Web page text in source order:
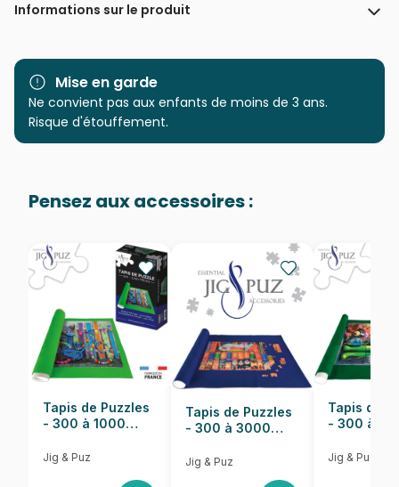
Informations sur le produit
Marque KS Games
Catégorie
Puzzles - Cartes du Monde
EAN 8697418016321
Nombre de pièces 200 pièces
Dimensions 48 x 34 cm
Mise en garde
Ne convient pas aux enfants de moins de 3 ans.
Risque d'étouffement.
Pensez aux accessoires :
Tapis de Puzzles
- 300 à 1000
Jig & Puz
Tapis de Puzzles
- 300 à 3000
Jig & Puz
Tapis de
- 300 à
Jig & Puz